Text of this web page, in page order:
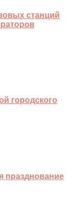
станций
городского
празднование